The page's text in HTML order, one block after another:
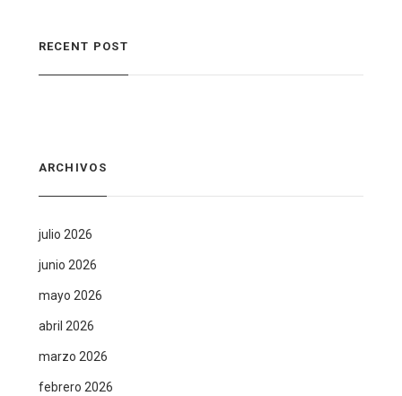
RECENT POST
ARCHIVOS
julio 2026
junio 2026
mayo 2026
abril 2026
marzo 2026
febrero 2026